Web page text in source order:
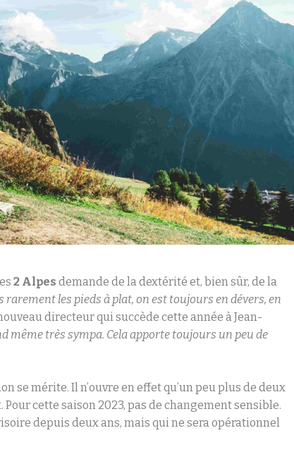
2 Alpes demande de la dextérité et, bien sûr, de la
les pieds à plat, on est toujours en dévers, en
directeur qui succède cette année à Jean-
même très sympa. Cela apporte toujours un peu de
se mérite. Il n’ouvre en effet qu’un peu plus de deux
cette saison 2023, pas de changement sensible.
depuis deux ans, mais qui ne sera opérationnel